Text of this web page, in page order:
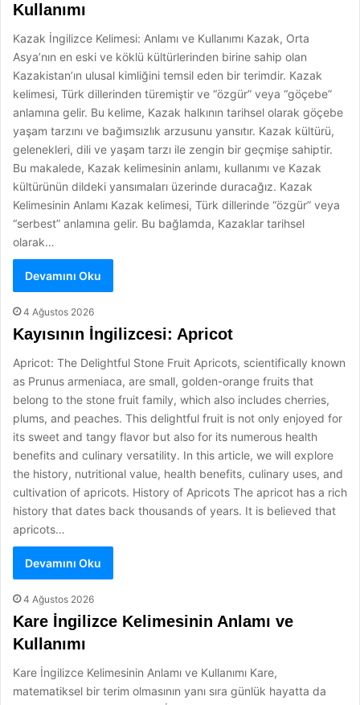
Kullanımı
Kazak İngilizce Kelimesi: Anlamı ve Kullanımı Kazak, Orta
Asya’nın en eski ve köklü kültürlerinden birine sahip olan
Kazakistan’ın ulusal kimliğini temsil eden bir terimdir. Kazak
kelimesi, Türk dillerinden türemiştir ve “özgür” veya “göçebe”
anlamına gelir. Bu kelime, Kazak halkının tarihsel olarak göçebe
yaşam tarzını ve bağımsızlık arzusunu yansıtır. Kazak kültürü,
gelenekleri, dili ve yaşam tarzı ile zengin bir geçmişe sahiptir.
Bu makalede, Kazak kelimesinin anlamı, kullanımı ve Kazak
kültürünün dildeki yansımaları üzerinde duracağız. Kazak
Kelimesinin Anlamı Kazak kelimesi, Türk dillerinde “özgür” veya
“serbest” anlamına gelir. Bu bağlamda, Kazaklar tarihsel
olarak…
Devamını Oku
4 Ağustos 2026
Kayısının İngilizcesi: Apricot
Apricot: The Delightful Stone Fruit Apricots, scientifically known
as Prunus armeniaca, are small, golden-orange fruits that
belong to the stone fruit family, which also includes cherries,
plums, and peaches. This delightful fruit is not only enjoyed for
its sweet and tangy flavor but also for its numerous health
benefits and culinary versatility. In this article, we will explore
the history, nutritional value, health benefits, culinary uses, and
cultivation of apricots. History of Apricots The apricot has a rich
history that dates back thousands of years. It is believed that
apricots…
Devamını Oku
4 Ağustos 2026
Kare İngilizce Kelimesinin Anlamı ve
Kullanımı
Kare İngilizce Kelimesinin Anlamı ve Kullanımı Kare,
matematiksel bir terim olmasının yanı sıra günlük hayatta da